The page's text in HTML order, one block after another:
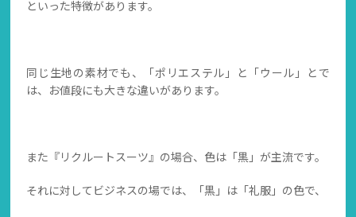
といった特徴があります。
同じ生地の素材でも、「ポリエステル」と「ウール」とで
は、お値段にも大きな違いがあります。
また『リクルートスーツ』の場合、色は「黒」が主流です。
それに対してビジネスの場では、「黒」は「礼服」の色で、